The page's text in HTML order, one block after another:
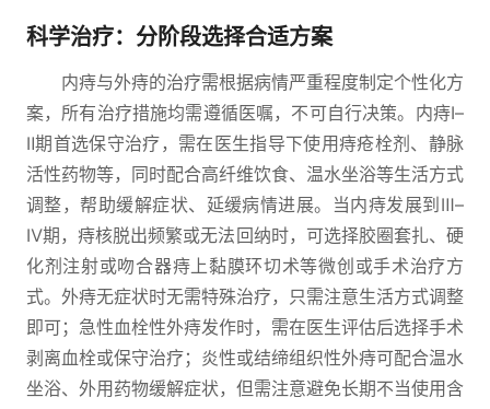
科学治疗：分阶段选择合适方案
内痔与外痔的治疗需根据病情严重程度制定个性化方
案，所有治疗措施均需遵循医嘱，不可自行决策。内痔Ⅰ–
Ⅱ期首选保守治疗，需在医生指导下使用痔疮栓剂、静脉
活性药物等，同时配合高纤维饮食、温水坐浴等生活方式
调整，帮助缓解症状、延缓病情进展。当内痔发展到Ⅲ–
Ⅳ期，痔核脱出频繁或无法回纳时，可选择胶圈套扎、硬
化剂注射或吻合器痔上黏膜环切术等微创或手术治疗方
式。外痔无症状时无需特殊治疗，只需注意生活方式调整
即可；急性血栓性外痔发作时，需在医生评估后选择手术
剥离血栓或保守治疗；炎性或结缔组织性外痔可配合温水
坐浴、外用药物缓解症状，但需注意避免长期不当使用含